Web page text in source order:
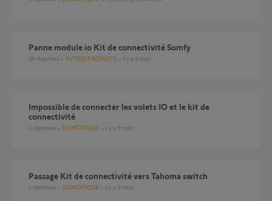
Panne module io Kit de connectivité Somfy
26 réponses AUTRES PRODUITS il y a 3 mois
Impossible de connecter les volets IO et le kit de
connectivité
2 réponses DOMOTIQUE il y a 3 mois
Passage Kit de connectivité vers Tahoma switch
4 réponses DOMOTIQUE il y a 3 mois